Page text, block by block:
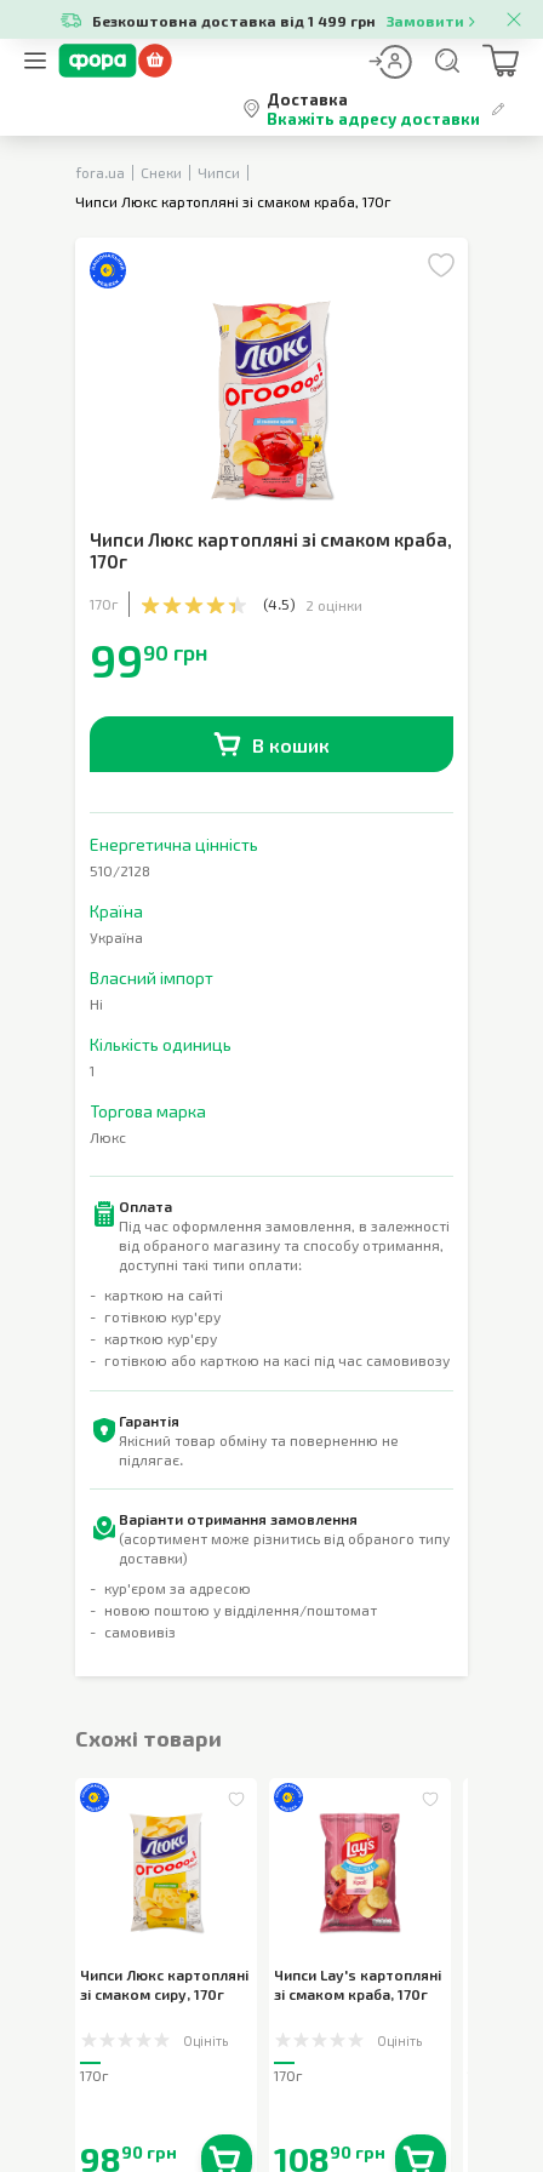
Безкоштовна доставка від 1 499 грн Замовити
Доставка
Вкажіть адресу доставки
fora.ua Снеки
Чипси
Чипси Люкс картопляні зі смаком краба, 170г
Чипси Люкс картопляні зі смаком краба,
170г
170г (4.5) 2 оцінки
9990 грн
В кошик
Енергетична цінність
510/2128
Країна
Україна
Власний імпорт
Ні
Кількість одиниць
1
Торгова марка
Люкс
Оплата
Під час оформлення замовлення, в залежності
від обраного магазину та способу отримання,
доступні такі типи оплати:
карткою на сайті
готівкою кур'єру
карткою кур'єру
готівкою або карткою на касі під час самовивозу
Гарантія
Якісний товар обміну та поверненню не
підлягає.
Варіанти отримання замовлення
(асортимент може різнитись від обраного типу
доставки)
кур'єром за адресою
новою поштою у відділення/поштомат
самовивіз
Cхожі товари
Чипси Люкс картопляні
зі смаком сиру, 170г
Оцініть
170г
9890 грн
Чипси Lay's картопляні
зі смаком краба, 170г
Оцініть
170г
10890 грн